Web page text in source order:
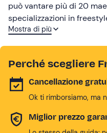
può vantare più di 20
specializzazioni in
insegnamento ai disabili.
di fine corso. I nostri
francese, spagnolo e
scuola n. 20, a Livigno!
Mostra di più
Perché scegliere
Cancellazione
Ok ti rimborsiamo, ma
Miglior prezzo